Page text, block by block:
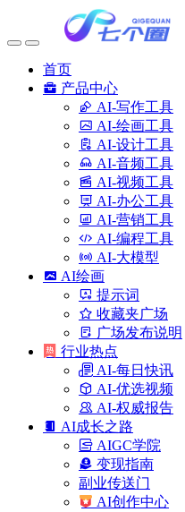
首页
产品中心
AI-写作工具
AI-绘画工具
AI-设计工具
AI-音频工具
AI-视频工具
AI-办公工具
AI-营销工具
AI-编程工具
AI-大模型
AI绘画
提示词
收藏夹广场
广场发布说明
行业热点
AI-每日快讯
AI-优选视频
AI-权威报告
AI成长之路
AIGC学院
变现指南
副业传送门
AI创作中心